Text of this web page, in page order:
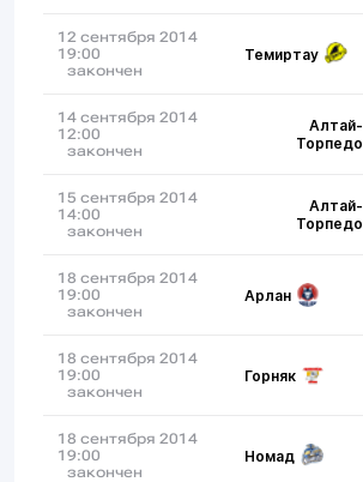
12 сентября 2014
19:00
закончен
Темиртау
14 сентября 2014
12:00
закончен
Алтай-
Торпедо
15 сентября 2014
14:00
закончен
Алтай-
Торпедо
18 сентября 2014
19:00
закончен
Арлан
18 сентября 2014
19:00
закончен
Горняк
18 сентября 2014
19:00
закончен
Номад